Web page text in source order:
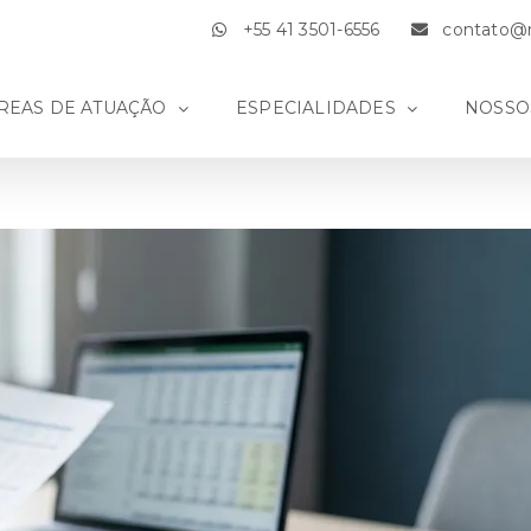
+55 41 3501-6556
DE ATUAÇÃO ESPECIALIDADES